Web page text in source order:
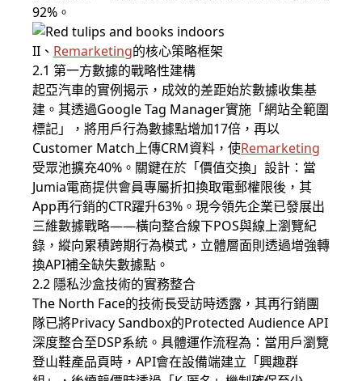
92%。
II、 Remarketing的核心策略框架
2.1 第一方數據的戰略性建構
起亞汽車的實例揭示，成效的差距始於數據收集基
建。其透過Google Tag Manager實施「網站全範圍
標記」，將用戶行為數據點增加17倍，再以
Customer Match上傳CRM資料，使Remarketing
受眾池擴充40%。關鍵在於「價值交換」設計：當
Jumia電商提供會員專屬折扣換取電郵權限後，其
App再行銷的CTR躍升63%。現今領先企業已發展出
三維數據戰略——橫向整合線下POS與線上瀏覽紀
錄，縱向累積跨期行為模式，立體層面則透過增強轉
換API補全缺失數據點。
2.2 隱私沙盒技術的實務整合
The North Face的技術長受訪時透露，其再行銷團
隊已將Privacy Sandbox的Protected Audience API
深度整合至DSP系統。具體運作流程為：當用戶瀏覽
登山鞋產品頁時，API會在設備端建立「興趣群